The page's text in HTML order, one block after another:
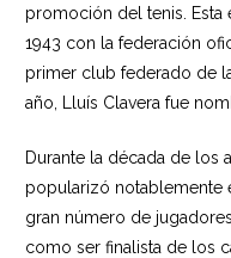
promoción del tenis.
1943 con la federación
primer club federado de
año, Lluís Clavera fue
Durante la década de los
popularizó notablemente
gran número de
como ser finalista de los